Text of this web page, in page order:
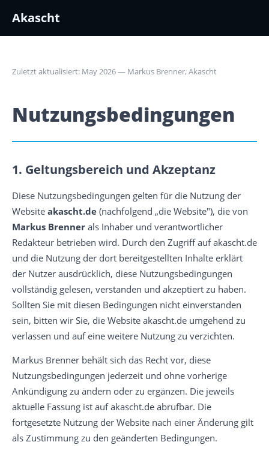
Akascht
Zuletzt aktualisiert: May 2026 — Markus Brenner, Akascht
Nutzungsbedingungen
1. Geltungsbereich und Akzeptanz
Diese Nutzungsbedingungen gelten für die Nutzung der
Website akascht.de (nachfolgend „die Website"), die von
Markus Brenner als Inhaber und verantwortlicher
Redakteur betrieben wird. Durch den Zugriff auf akascht.de
und die Nutzung der dort bereitgestellten Inhalte erklärt
der Nutzer ausdrücklich, diese Nutzungsbedingungen
vollständig gelesen, verstanden und akzeptiert zu haben.
Sollten Sie mit diesen Bedingungen nicht einverstanden
sein, bitten wir Sie, die Website akascht.de umgehend zu
verlassen und auf eine weitere Nutzung zu verzichten.
Markus Brenner behält sich das Recht vor, diese
Nutzungsbedingungen jederzeit und ohne vorherige
Ankündigung zu ändern oder zu ergänzen. Die jeweils
aktuelle Fassung ist auf akascht.de abrufbar. Die
fortgesetzte Nutzung der Website nach einer Änderung gilt
als Zustimmung zu den geänderten Bedingungen.